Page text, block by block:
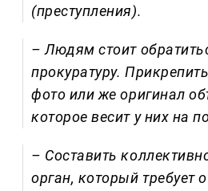
(преступления).
– Людям стоит
прокуратуру.
фото или же оригинал
которое весит у них на
– Составить
орган, который требует